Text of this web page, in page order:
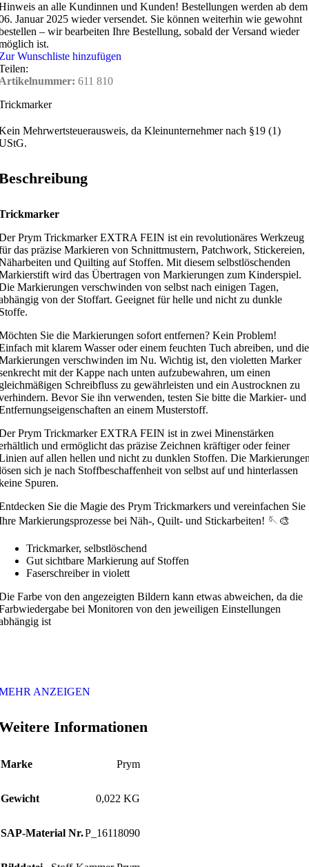
an alle Kundinnen und Kunden! Bestellungen werden ab dem
Januar 2025 wieder versendet. Sie können weiterhin wie gewohnt
– wir bearbeiten Ihre Bestellung, sobald der Versand wieder
ist.
Wunschliste hinzufügen
611 810
Mehrwertsteuerausweis, da Kleinunternehmer nach §19 (1)
Prym Trickmarker EXTRA FEIN ist ein revolutionäres Werkzeug
das präzise Markieren von Schnittmustern, Patchwork, Stickereien,
und Quilting auf Stoffen. Mit diesem selbstlöschenden
wird das Übertragen von Markierungen zum Kinderspiel.
Markierungen verschwinden von selbst nach einigen Tagen,
von der Stoffart. Geeignet für helle und nicht zu dunkle
Sie die Markierungen sofort entfernen? Kein Problem!
mit klarem Wasser oder einem feuchten Tuch abreiben, und die
verschwinden im Nu. Wichtig ist, den violetten Marker
mit der Kappe nach unten aufzubewahren, um einen
Schreibfluss zu gewährleisten und ein Austrocknen zu
Bevor Sie ihn verwenden, testen Sie bitte die Markier- und
an einem Musterstoff.
Prym Trickmarker EXTRA FEIN ist in zwei Minenstärken
und ermöglicht das präzise Zeichnen kräftiger oder feiner
auf allen hellen und nicht zu dunklen Stoffen. Die
sich je nach Stoffbeschaffenheit von selbst auf und hinterlassen
Spuren.
Sie die Magie des Prym Trickmarkers und vereinfachen Sie
Markierungsprozesse bei Näh-, Quilt- und Stickarbeiten! 🪡🎨
Trickmarker, selbstlöschend
Gut sichtbare Markierung auf Stoffen
Faserschreiber in violett
Farbe von den angezeigten Bildern kann etwas abweichen, da die
bei Monitoren von den jeweiligen Einstellungen
ist
ANZEIGEN
Informationen
Marke Prym
Gewicht 0,022 KG
SAP-Material Nr.P_16118090